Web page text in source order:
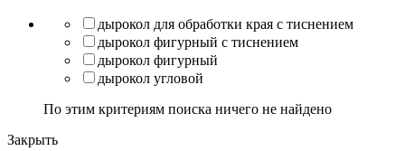
дырокол для обработки края с тиснением
дырокол фигурный с тиснением
дырокол фигурный
дырокол угловой
По этим критериям поиска ничего не найдено
Закрыть